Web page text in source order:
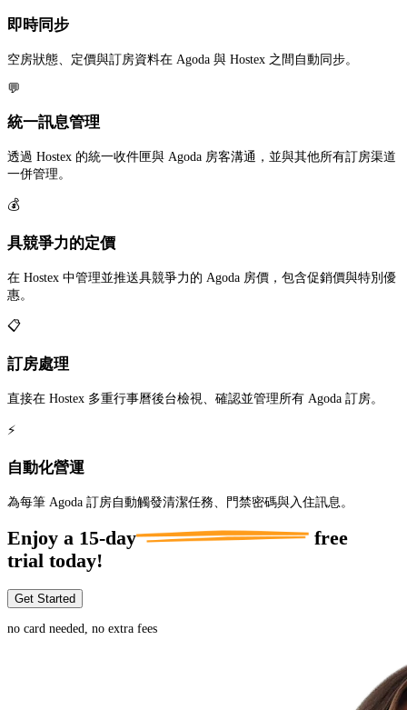
即時同步
空房狀態、定價與訂房資料在 Agoda 與 Hostex 之間自動同步。
💬
統一訊息管理
透過 Hostex 的統一收件匣與 Agoda 房客溝通，並與其他所有訂房渠道
一併管理。
💰
具競爭力的定價
在 Hostex 中管理並推送具競爭力的 Agoda 房價，包含促銷價與特別優
惠。
📋
訂房處理
直接在 Hostex 多重行事曆後台檢視、確認並管理所有 Agoda 訂房。
⚡
自動化營運
為每筆 Agoda 訂房自動觸發清潔任務、門禁密碼與入住訊息。
Enjoy a 15-day
free
trial today!
Get Started
no card needed, no extra fees